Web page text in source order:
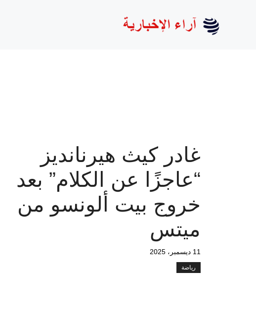
غادر كيث هيرنانديز
“عاجزًا عن الكلام” بعد
خروج بيت ألونسو من
ميتس
11 ديسمبر، 2025
رياضة